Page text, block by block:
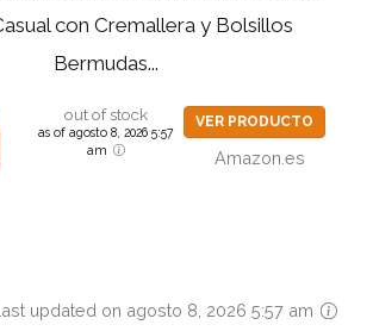
con Cremallera y Bolsillos
Bermudas...
out of stock
as of agosto 8, 2026 5:57
am
VER PRODUCTO
Amazon.es
updated on agosto 8, 2026 5:57 am